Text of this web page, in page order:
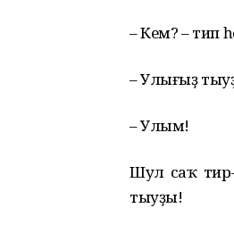
– Кем? – тип
– Улығыҙ
– Улым!
Шул саҡ
тыуҙы!